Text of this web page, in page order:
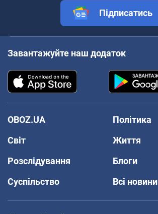
Підписатись
Завантажуйте наш додаток
OBOZ.UA
Політика
Світ
Життя
Розслідування
Блоги
Суспільство
Всі новини